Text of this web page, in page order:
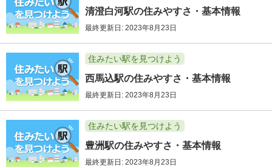
清澄白河駅の住みやすさ・基本情報
最終更新日: 2023年8月23日
住みたい駅を見つけよう
西馬込駅の住みやすさ・基本情報
最終更新日: 2023年8月23日
住みたい駅を見つけよう
豊洲駅の住みやすさ・基本情報
最終更新日: 2023年8月23日